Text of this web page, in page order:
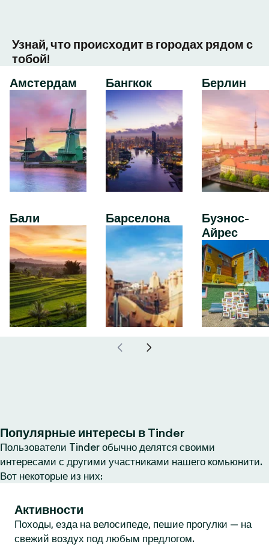
Узнай, что происходит в городах рядом с
тобой!
Амстердам
Бали
Бангкок
Барселона
Берлин
Буэнос-
Айрес
Популярные интересы в Tinder
Пользователи Tinder обычно делятся своими
интересами с другими участниками нашего комьюнити.
Вот некоторые из них:
Активности
Походы, езда на велосипеде, пешие прогулки — на
свежий воздух под любым предлогом.